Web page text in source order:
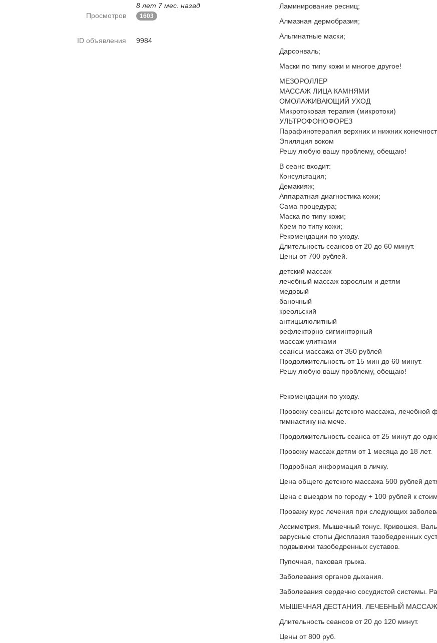
Ламинирование ресниц;
Алмазная дермобразия;
Альгинатные маски;
Дарсонваль;
Маски по типу кожи и многое другое!
МЕЗОРОЛЛЕР
МАССАЖ ЛИЦА КАМНЯМИ
ОМОЛАЖИВАЮЩИЙ УХОД
Микротоковая терапия (микротоки)
УЛЬТРОФОНОФОРЕЗ
Парафинотерапия верхних и нижних
Эпиляция воком
Решу любую вашу проблему, обещаю!
В сеанс входит:
Консультация;
Демакияж;
Аппаратная диагностика кожи;
Сама процедура;
Маска по типу кожи;
Крем по типу кожи;
Рекомендации по уходу.
Длительность сеансов от 20 до 60 минут.
Цены от 700 рублей.
детский массаж
лечебный массаж взрослым и детям
медовый
баночный
креольский
антицылюлитный
рефлекторно сигминторный
массаж улитками
сеансы массажа от 350 рублей
Продолжительность от 15 мин до 60 минут.
Решу любую вашу проблему, обещаю!
Рекомендации по уходу.
Провожу сеансы детского массажа, лечебной
гимнастику на мече.
Продолжительность сеанса от 25 минут до
Провожу массаж детям от 1 месяца до 18 лет.
Подробная информация в личку.
Цена общего детского массажа 500 рублей
Цена с выездом по городу + 100 рублей к
Проважу курс лечения при следующих
Ассиметрия. Мышечный тонус. Кривошея.
варусные стопы Дисплазия тазобедренных
подвывихи тазобедренных суставов.
Пупочная, паховая грыжа.
Заболевания органов дыхания.
Заболевания сердечно сосудистой системы.
МЫШЕЧНАЯ ДЕСТАНИЯ. ЛЕЧЕБНЫЙ МАССАЖ
Длительность сеансов от 20 до 120 минут.
Цены от 800 руб.
8 лет 7 мес. назад
Просмотров
1603
ID объявления 9984